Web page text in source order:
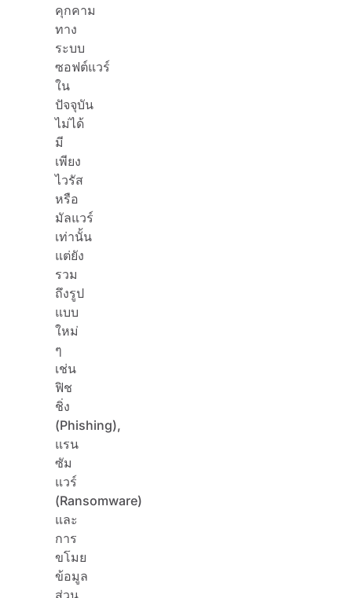
คุกคาม
ทาง
ระบบ
ซอฟต์แวร์
ใน
ปัจจุบัน
ไม่ได้
มี
เพียง
ไวรัส
หรือ
มัลแวร์
เท่านั้น
แต่ยัง
รวม
ถึงรูป
แบบ
ใหม่
ๆ
เช่น
ฟิช
ชิ่ง
(Phishing),
แรน
ซัม
แวร์
(Ransomware)
และ
การ
ขโมย
ข้อมูล
ส่วน